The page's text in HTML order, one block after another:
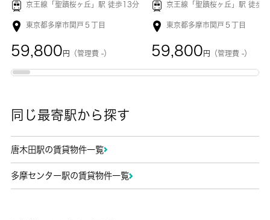
京王線「 聖蹟桜ヶ丘 」駅 徒歩13分
東京都多摩市関戸５丁目
59,800 円 （管理費 -）
京王線「 聖蹟桜ヶ丘 」駅 徒歩
東京都多摩市関戸５丁目
59,800 円 （管理費 -）
同じ最寄駅から探す
唐木田駅の賃貸物件一覧
多摩センター駅の賃貸物件一覧